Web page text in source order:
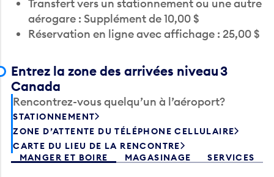
Transfert vers un stationnement ou une autre
aérogare : Supplément de 10,00 $
Réservation en ligne avec affichage : 25,00 $
Entrez la zone des arrivées niveau 3
Canada
Rencontrez-vous quelqu’un à l’aéroport?
STATIONNEMENT
ZONE D’ATTENTE DU TÉLÉPHONE CELLULAIRE
CARTE DU LIEU DE LA RENCONTRE
MANGER ET BOIRE
MAGASINAGE SERVICES